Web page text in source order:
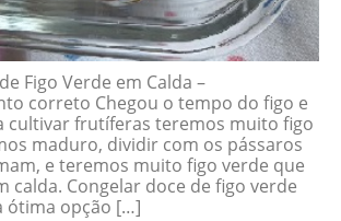
Figo Verde em Calda –
correto Chegou o tempo do figo e
cultivar frutíferas teremos muito figo
maduro, dividir com os pássaros
e teremos muito figo verde que
calda. Congelar doce de figo verde
ótima opção […]